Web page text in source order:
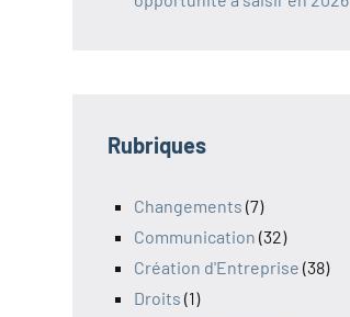
Rubriques
Changements (7)
Communication (32)
Création d'Entreprise (38)
Droits (1)